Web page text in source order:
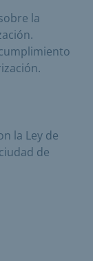
la
la Ley de
de